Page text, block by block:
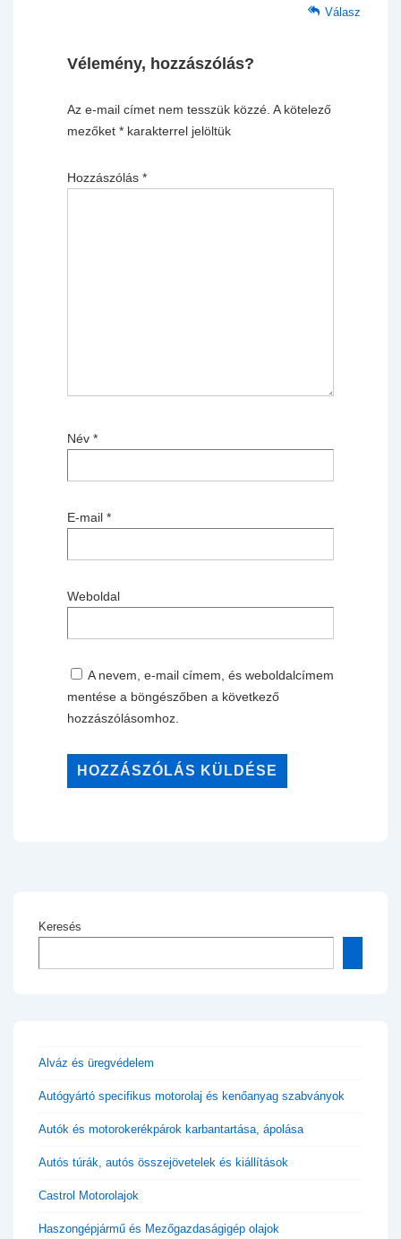
Válasz
Vélemény, hozzászólás?
Az e-mail címet nem tesszük közzé. A kötelező
mezőket * karakterrel jelöltük
Hozzászólás *
Név *
E-mail *
Weboldal
A nevem, e-mail címem, és weboldalcímem
mentése a böngészőben a következő
hozzászólásomhoz.
Keresés
Alváz és üregvédelem
Autógyártó specifikus motorolaj és kenőanyag szabványok
Autók és motorokerékpárok karbantartása, ápolása
Autós túrák, autós összejövetelek és kiállítások
Castrol Motorolajok
Haszongépjármű és Mezőgazdaságigép olajok